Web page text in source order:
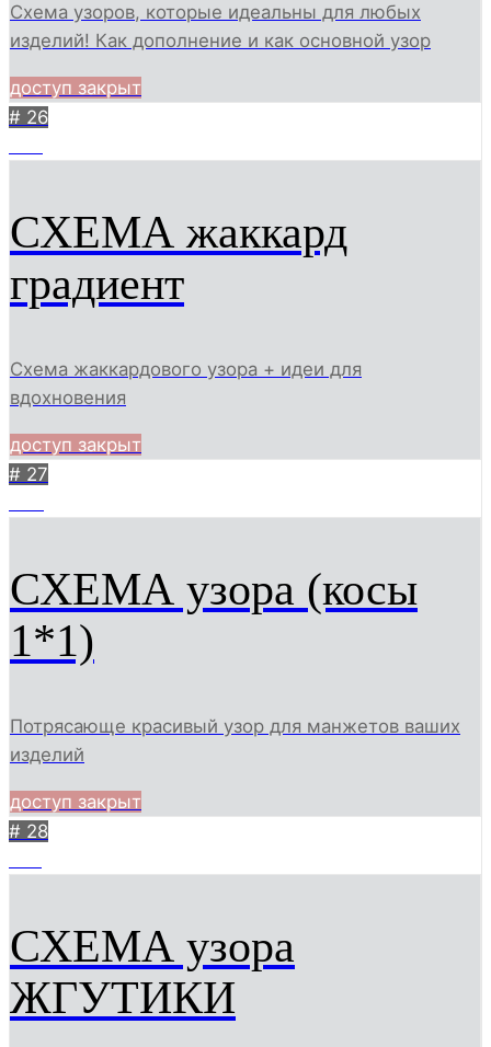
Схема узоров, которые идеальны для любых
изделий! Как дополнение и как основной узор
доступ закрыт
# 26
СХЕМА жаккард
градиент
Схема жаккардового узора + идеи для
вдохновения
доступ закрыт
# 27
СХЕМА узора (косы
1*1)
Потрясающе красивый узор для манжетов ваших
изделий
доступ закрыт
# 28
СХЕМА узора
ЖГУТИКИ